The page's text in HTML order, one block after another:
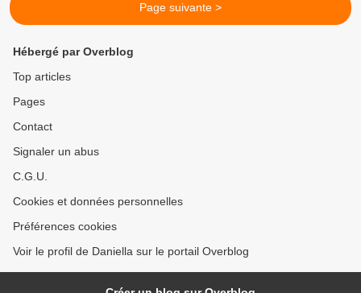
Page suivante >
Hébergé par Overblog
Top articles
Pages
Contact
Signaler un abus
C.G.U.
Cookies et données personnelles
Préférences cookies
Voir le profil de Daniella sur le portail Overblog